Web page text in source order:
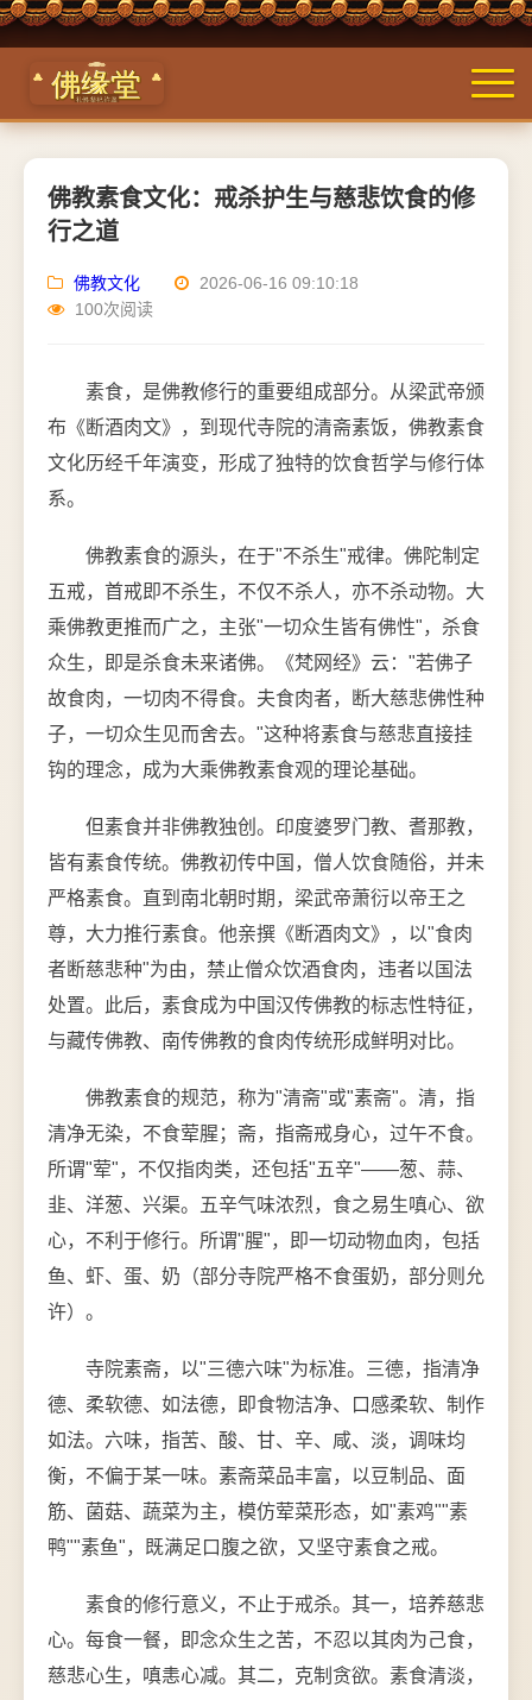
佛教素食文化：戒杀护生与慈悲饮食的修
行之道
佛教文化
2026-06-16 09:10:18
100次阅读
素食，是佛教修行的重要组成部分。从梁武帝颁
布《断酒肉文》，到现代寺院的清斋素饭，佛教素食
文化历经千年演变，形成了独特的饮食哲学与修行体
系。
佛教素食的源头，在于"不杀生"戒律。佛陀制定
五戒，首戒即不杀生，不仅不杀人，亦不杀动物。大
乘佛教更推而广之，主张"一切众生皆有佛性"，杀食
众生，即是杀食未来诸佛。《梵网经》云："若佛子
故食肉，一切肉不得食。夫食肉者，断大慈悲佛性种
子，一切众生见而舍去。"这种将素食与慈悲直接挂
钩的理念，成为大乘佛教素食观的理论基础。
但素食并非佛教独创。印度婆罗门教、耆那教，
皆有素食传统。佛教初传中国，僧人饮食随俗，并未
严格素食。直到南北朝时期，梁武帝萧衍以帝王之
尊，大力推行素食。他亲撰《断酒肉文》，以"食肉
者断慈悲种"为由，禁止僧众饮酒食肉，违者以国法
处置。此后，素食成为中国汉传佛教的标志性特征，
与藏传佛教、南传佛教的食肉传统形成鲜明对比。
佛教素食的规范，称为"清斋"或"素斋"。清，指
清净无染，不食荤腥；斋，指斋戒身心，过午不食。
所谓"荤"，不仅指肉类，还包括"五辛"——葱、蒜、
韭、洋葱、兴渠。五辛气味浓烈，食之易生嗔心、欲
心，不利于修行。所谓"腥"，即一切动物血肉，包括
鱼、虾、蛋、奶（部分寺院严格不食蛋奶，部分则允
许）。
寺院素斋，以"三德六味"为标准。三德，指清净
德、柔软德、如法德，即食物洁净、口感柔软、制作
如法。六味，指苦、酸、甘、辛、咸、淡，调味均
衡，不偏于某一味。素斋菜品丰富，以豆制品、面
筋、菌菇、蔬菜为主，模仿荤菜形态，如"素鸡""素
鸭""素鱼"，既满足口腹之欲，又坚守素食之戒。
素食的修行意义，不止于戒杀。其一，培养慈悲
心。每食一餐，即念众生之苦，不忍以其肉为己食，
慈悲心生，嗔恚心减。其二，克制贪欲。素食清淡，